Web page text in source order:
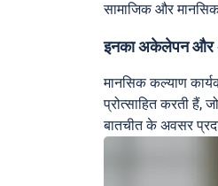
सामाजिक और मानसिक
इनका अकेलेपन और
मानसिक कल्याण
प्रोत्साहित करती हैं,
बातचीत के अवसर